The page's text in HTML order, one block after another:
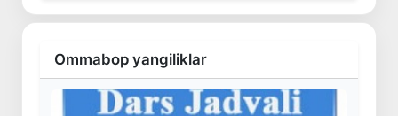
Ommabop yangiliklar